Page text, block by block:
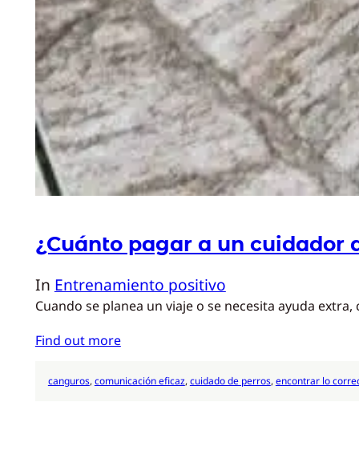
¿Cuánto pagar a un cuidador
In Entrenamiento positivo
Cuando se planea un viaje o se necesita ayuda
Find out more
canguros, comunicación eficaz, cuidado de perros, encontrar lo